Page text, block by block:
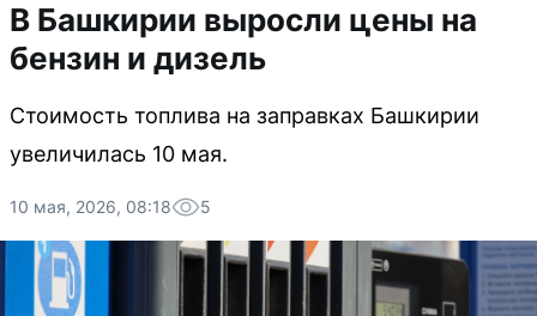
В Башкирии выросли цены на
бензин и дизель
Стоимость топлива на заправках Башкирии
увеличилась 10 мая.
10 мая, 2026, 08:18 5